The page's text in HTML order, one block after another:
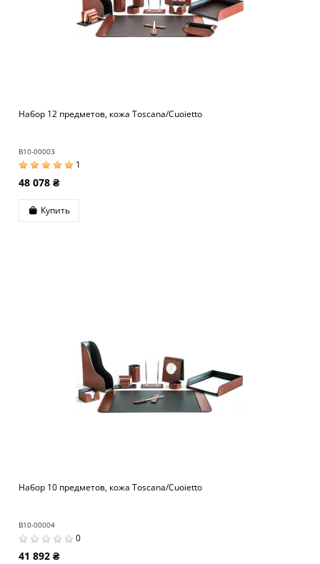
Набор 12 предметов, кожа Toscana/Cuoietto
B10-00003
1
48 078 ₴
Купить
Набор 10 предметов, кожа Toscana/Cuoietto
B10-00004
0
41 892 ₴